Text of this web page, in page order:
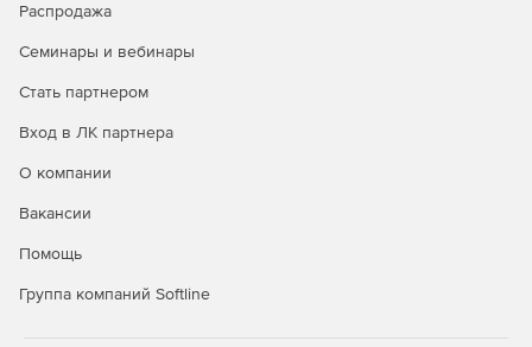
Распродажа
Семинары и вебинары
Стать партнером
Вход в ЛК партнера
О компании
Вакансии
Помощь
Группа компаний Softline